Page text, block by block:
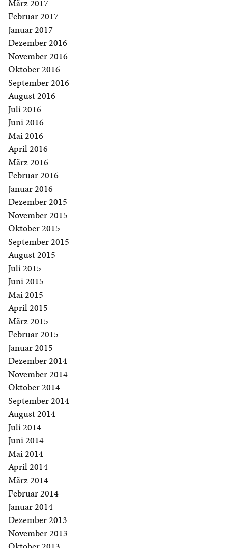
März 2017
Februar 2017
Januar 2017
Dezember 2016
November 2016
Oktober 2016
September 2016
August 2016
Juli 2016
Juni 2016
Mai 2016
April 2016
März 2016
Februar 2016
Januar 2016
Dezember 2015
November 2015
Oktober 2015
September 2015
August 2015
Juli 2015
Juni 2015
Mai 2015
April 2015
März 2015
Februar 2015
Januar 2015
Dezember 2014
November 2014
Oktober 2014
September 2014
August 2014
Juli 2014
Juni 2014
Mai 2014
April 2014
März 2014
Februar 2014
Januar 2014
Dezember 2013
November 2013